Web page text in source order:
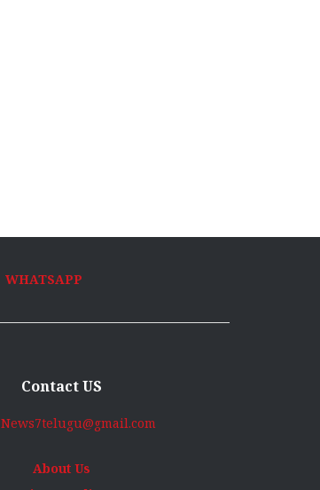
WHATSAPP
Contact US
News7telugu@gmail.com
About Us